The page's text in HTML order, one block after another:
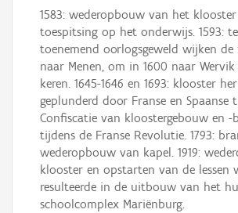
1583: wederopbouw van het
toespitsing op het onderwijs. 1593:
toenemend oorlogsgeweld wijken
naar Menen, om in 1600 naar
keren. 1645-1646 en 1693: klooster
geplunderd door Franse en Spaanse
Confiscatie van kloostergebouw en -
tijdens de Franse Revolutie. 1793:
wederopbouw van kapel. 1919:
klooster en opstarten van de lessen
resulteerde in de uitbouw van het
schoolcomplex Mariënburg.